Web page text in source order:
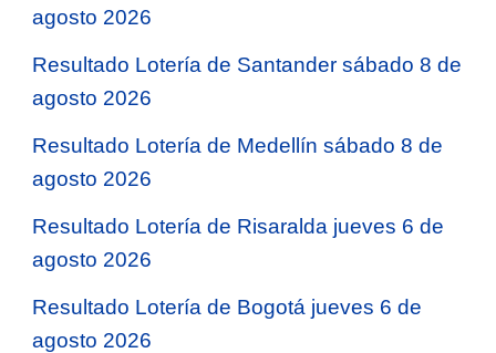
agosto 2026
Resultado Lotería de Santander sábado 8 de
agosto 2026
Resultado Lotería de Medellín sábado 8 de
agosto 2026
Resultado Lotería de Risaralda jueves 6 de
agosto 2026
Resultado Lotería de Bogotá jueves 6 de
agosto 2026